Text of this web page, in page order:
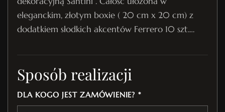
eleganckim, złotym boxie ( 20 cm x 20 cm) z
dodatkiem słodkich akcentów Ferrero 10 szt.…
Sposób realizacji
DLA KOGO JEST ZAMÓWIENIE? *